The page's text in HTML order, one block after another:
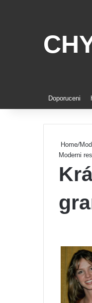
Doporuceni
Home/
Moderni